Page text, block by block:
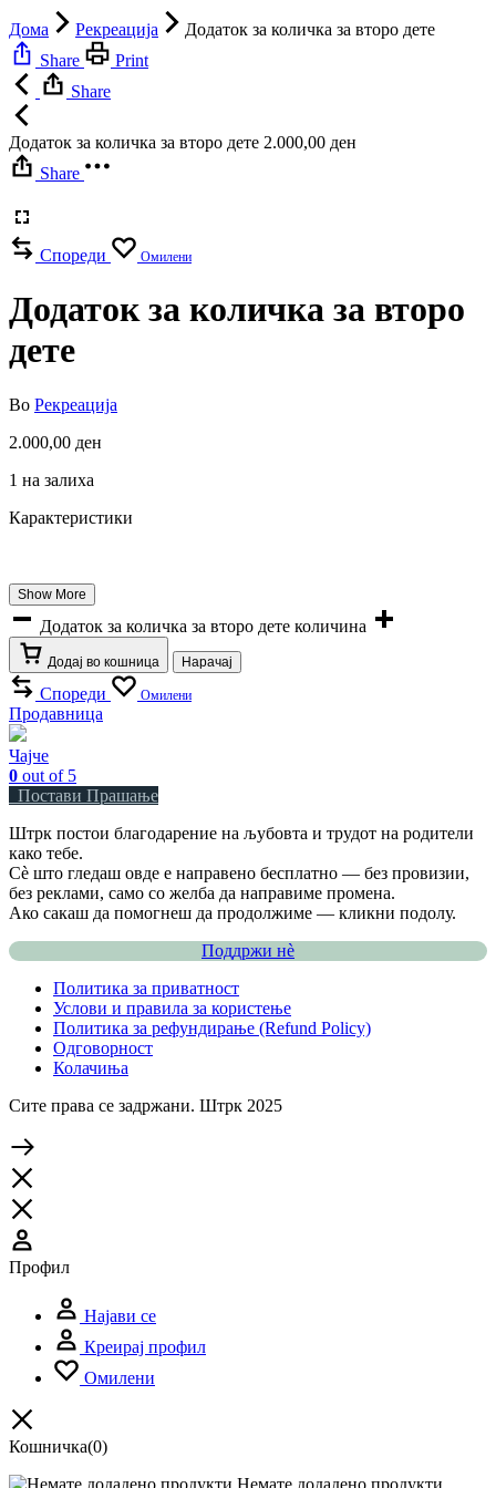
Дома Рекреација
Додаток за количка за второ дете
Share
Print
Share
Додаток за количка за второ дете 2.000,00 ден
Share
Спореди Омилени
Додаток за количка за второ
дете
Во Рекреација
2.000,00 ден
1 на залиха
Карактеристики
Show More
Додаток за количка за второ дете количина
Додај во кошница Нарачај
Спореди Омилени
Продавница
Чајче
0 out of 5
Постави Прашање
Штрк постои благодарение на љубовта и трудот на родители
како тебе.
Сè што гледаш овде е направено бесплатно — без провизии,
без реклами, само со желба да направиме промена.
Ако сакаш да помогнеш да продолжиме — кликни подолу.
Поддржи нѐ
Политика за приватност
Услови и правила за користење
Политика за рефундирање (Refund Policy)
Одговорност
Колачиња
Сите права се задржани. Штрк 2025
Профил
Најави се
Креирај профил
Омилени
Кошничка(0)
Немате додадено продукти